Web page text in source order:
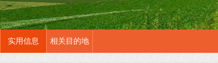
实用信息 相关目的地